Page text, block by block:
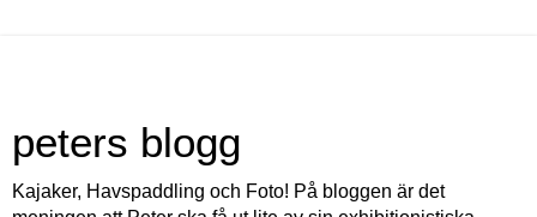
peters blogg
Kajaker, Havspaddling och Foto! På bloggen är det